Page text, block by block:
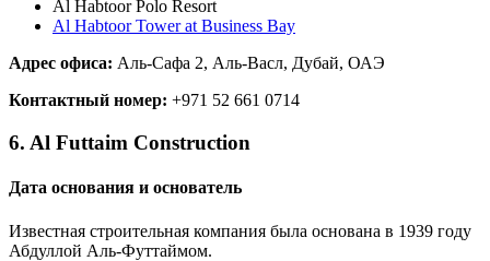
Al Habtoor Polo Resort
Al Habtoor Tower at Business Bay
Адрес офиса: Аль-Сафа 2, Аль-Васл, Дубай, ОАЭ
Контактный номер: +971 52 661 0714
6. Al Futtaim Construction
Дата основания и основатель
Известная строительная компания была основана в 1939 году
Абдуллой Аль-Футтаймом.